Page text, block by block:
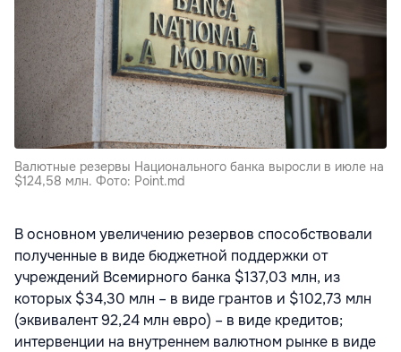
Валютные резервы Национального банка выросли в июле на
$124,58 млн. Фото: Point.md
В основном увеличению резервов способствовали
полученные в виде бюджетной поддержки от
учреждений Всемирного банка $137,03 млн, из
которых $34,30 млн – в виде грантов и $102,73 млн
(эквивалент 92,24 млн евро) – в виде кредитов;
интервенции на внутреннем валютном рынке в виде